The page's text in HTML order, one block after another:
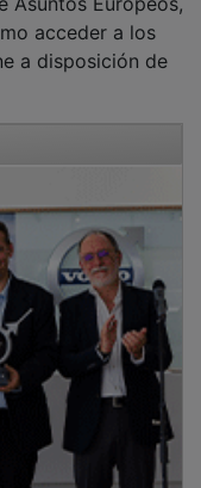
acceder a los
a disposición de